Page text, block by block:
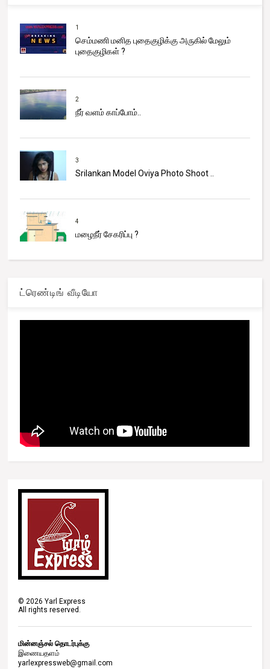
1
செம்மணி மனித புதைகுழிக்கு அருகில் மேலும்
புதைகுழிகள் ?
2
நீர் வளம் காப்போம்..
3
Srilankan Model Oviya Photo Shoot ..
4
மழைநீர் சேகரிப்பு ?
ட்ரெண்டிங் வீடியோ
©2026 Yarl Express
All rights reserved.
மின்னஞ்சல் தொடர்புக்கு
இணையதளம்
yarlexpressweb@gmail.com